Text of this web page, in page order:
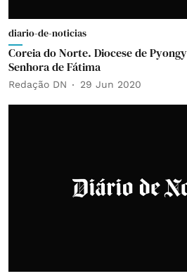
diario-de-noticias
Coreia do Norte. Diocese de
Senhora de Fátima
Redação DN 29 Jun 2020